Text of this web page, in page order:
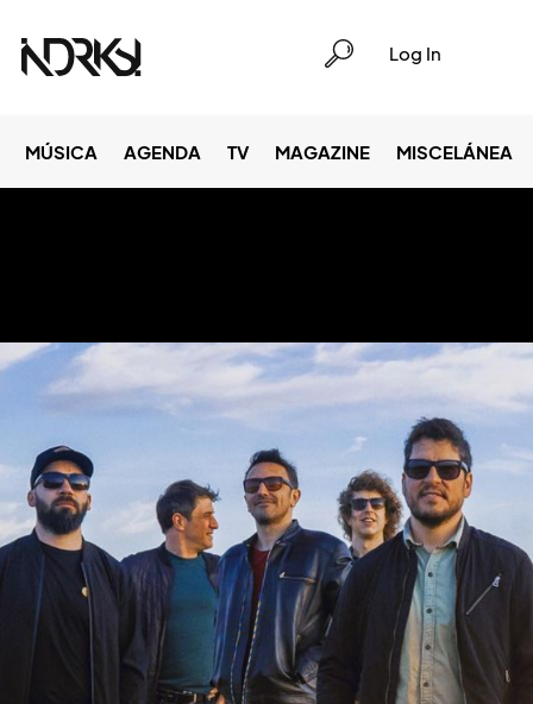
Log In
MÚSICA AGENDA TV MAGAZINE MISCELÁNEA